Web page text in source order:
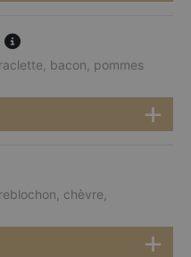
bacon, pommes
chèvre,